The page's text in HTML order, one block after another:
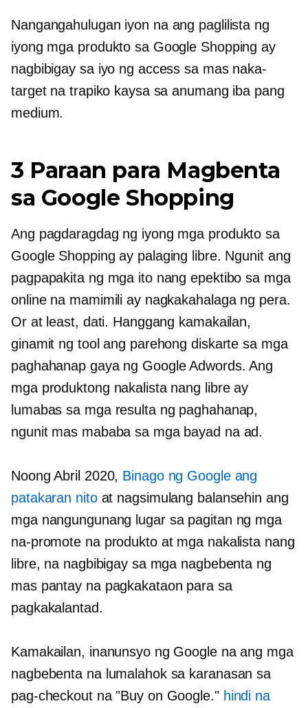
Nangangahulugan iyon na ang paglilista ng
iyong mga produkto sa Google Shopping ay
nagbibigay sa iyo ng access sa mas naka-
target na trapiko kaysa sa anumang iba pang
medium.
3 Paraan para Magbenta
sa Google Shopping
Ang pagdaragdag ng iyong mga produkto sa
Google Shopping ay palaging libre. Ngunit ang
pagpapakita ng mga ito nang epektibo sa mga
online na mamimili ay nagkakahalaga ng pera.
Or at least, dati. Hanggang kamakailan,
ginamit ng tool ang parehong diskarte sa mga
paghahanap gaya ng Google Adwords. Ang
mga produktong nakalista nang libre ay
lumabas sa mga resulta ng paghahanap,
ngunit mas mababa sa mga bayad na ad.
Noong Abril 2020, Binago ng Google ang
patakaran nitoat nagsimulang balansehin ang
mga nangungunang lugar sa pagitan ng mga
na-promote na produkto at mga nakalista nang
libre, na nagbibigay sa mga nagbebenta ng
mas pantay na pagkakataon para sa
pagkakalantad.
Kamakailan, inanunsyo ng Google na ang mga
nagbebenta na lumalahok sa karanasan sa
pag-checkout na "Buy on Google." hindi na